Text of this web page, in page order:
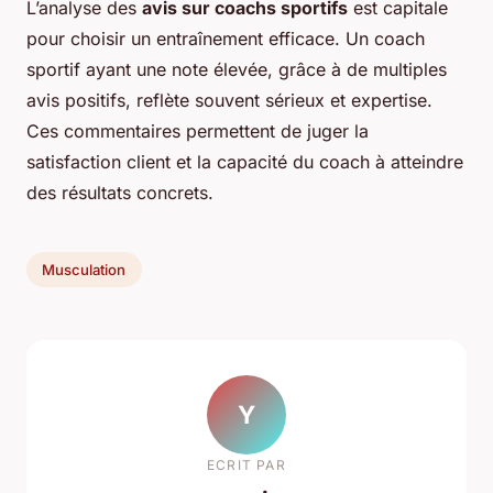
L’analyse des avis sur coachs sportifs est capitale
pour choisir un entraînement efficace. Un coach
sportif ayant une note élevée, grâce à de multiples
avis positifs, reflète souvent sérieux et expertise.
Ces commentaires permettent de juger la
satisfaction client et la capacité du coach à atteindre
des résultats concrets.
Musculation
Y
ECRIT PAR